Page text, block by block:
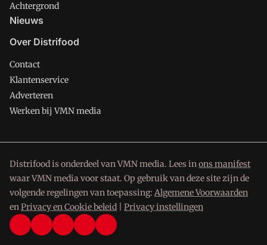
Achtergrond
Nieuws
Over Distrifood
Contact
Klantenservice
Adverteren
Werken bij VMN media
Distrifood is onderdeel van VMN media. Lees inons manifest
waar VMN media voor staat. Op gebruik van deze site zijn de
volgende regelingen van toepassing: Algemene Voorwaarden
enPrivacy en Cookie beleid Privacy instellingen